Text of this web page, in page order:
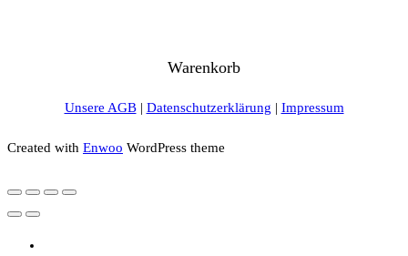
Warenkorb
Unsere AGB| Datenschutzerklärung | Impressum
Created with Enwoo WordPress theme